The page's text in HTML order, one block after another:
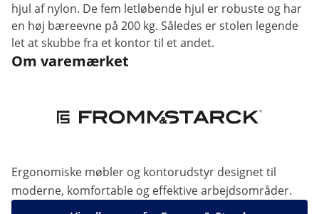
hjul af nylon. De fem letløbende hjul er robuste og har
en høj bæreevne på 200 kg. Således er stolen legende
let at skubbe fra et kontor til et andet.
Om varemærket
Ergonomiske møbler og kontorudstyr designet til
moderne, komfortable og effektive arbejdsområder.